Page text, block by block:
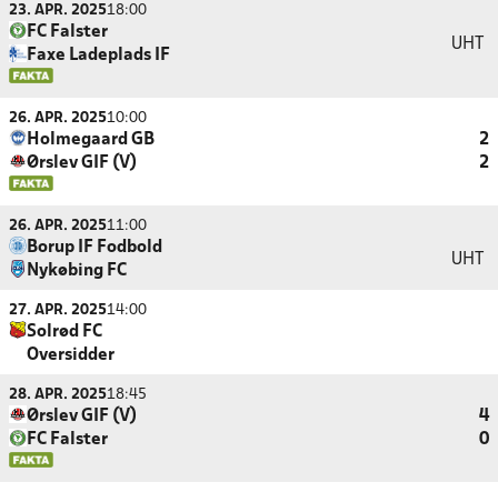
23. APR. 202518:00
FC Falster
Faxe Ladeplads IF
UHT
26. APR. 202510:00
Holmegaard GB
2
Ørslev GIF (V)
2
26. APR. 202511:00
Borup IF Fodbold
Nykøbing FC
UHT
27. APR. 202514:00
Solrød FC
Oversidder
28. APR. 202518:45
Ørslev GIF (V)
4
FC Falster
0